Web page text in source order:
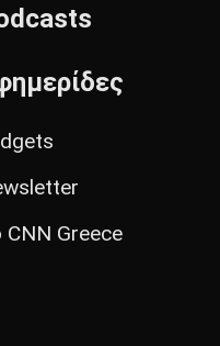
CNN Greece